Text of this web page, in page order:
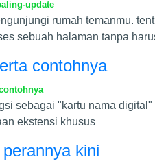
update
rumah temanmu.
sebuah halaman tanpa
contohnya
sebagai "kartu nama
ekstensi khusus
kini